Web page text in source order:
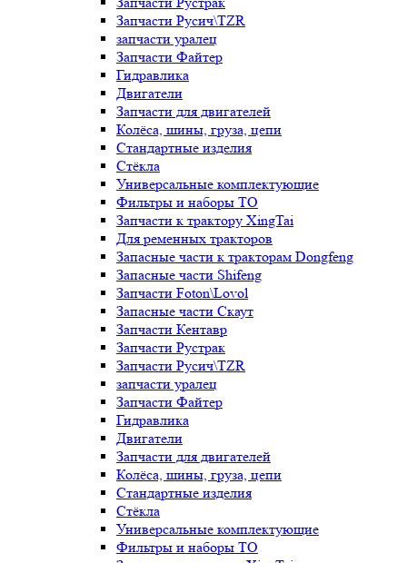
Запчасти Русич\TZR
запчасти уралец
Запчасти Файтер
Гидравлика
Двигатели
Запчасти для двигателей
Колёса, шины, груза, цепи
Стандартные изделия
Стёкла
Универсальные комплектующие
Фильтры и наборы ТО
Запчасти к трактору XingTai
Для ременных тракторов
Запасные части к тракторам Dongfeng
Запасные части Shifeng
Запчасти Foton\Lovol
Запасные части Скаут
Запчасти Кентавр
Запчасти Рустрак
Запчасти Русич\TZR
запчасти уралец
Запчасти Файтер
Гидравлика
Двигатели
Запчасти для двигателей
Колёса, шины, груза, цепи
Стандартные изделия
Стёкла
Универсальные комплектующие
Фильтры и наборы ТО